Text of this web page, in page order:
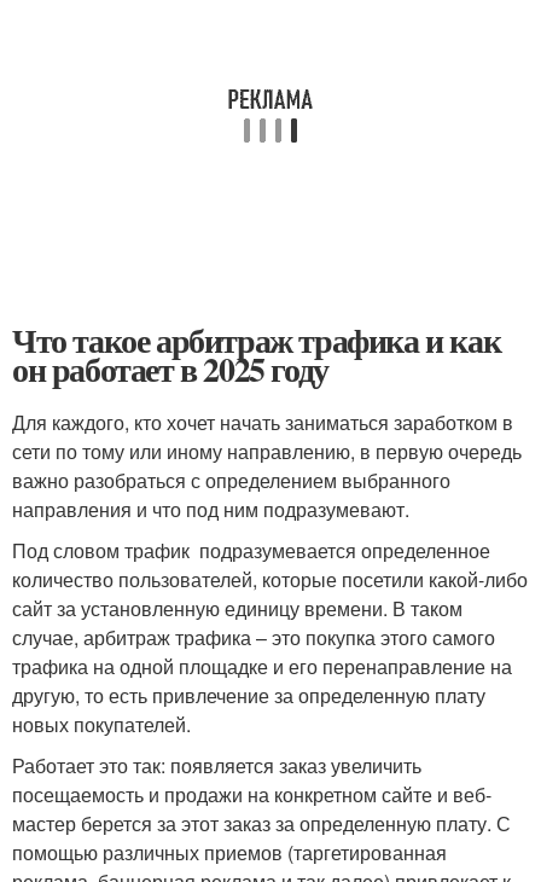
Что такое арбитраж трафика и как
он работает в 2025 году
Для каждого, кто хочет начать заниматься заработком в
сети по тому или иному направлению, в первую очередь
важно разобраться с определением выбранного
направления и что под ним подразумевают.
Под словом трафик подразумевается определенное
количество пользователей, которые посетили какой-либо
сайт за установленную единицу времени. В таком
случае, арбитраж трафика – это покупка этого самого
трафика на одной площадке и его перенаправление на
другую, то есть привлечение за определенную плату
новых покупателей.
Работает это так: появляется заказ увеличить
посещаемость и продажи на конкретном сайте и веб-
мастер берется за этот заказ за определенную плату. С
помощью различных приемов (таргетированная